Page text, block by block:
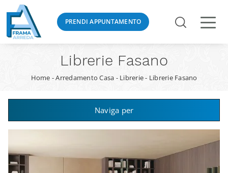
PRENDI APPUNTAMENTO
Librerie Fasano
Home -Arredamento Casa - Librerie- Librerie Fasano
Naviga per